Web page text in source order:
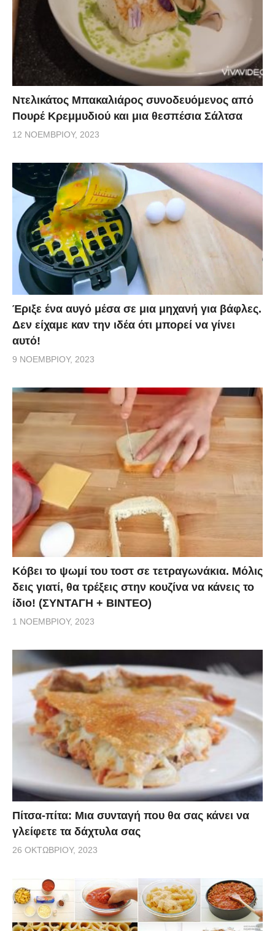
Ντελικάτος Μπακαλιάρος συνοδευόμενος από
Πουρέ Κρεμμυδιού και μια θεσπέσια Σάλτσα
12 ΝΟΕΜΒΡΊΟΥ, 2023
Έριξε ένα αυγό μέσα σε μια μηχανή για βάφλες.
Δεν είχαμε καν την ιδέα ότι μπορεί να γίνει
αυτό!
9 ΝΟΕΜΒΡΊΟΥ, 2023
Κόβει το ψωμί του τοστ σε τετραγωνάκια. Μόλις
δεις γιατί, θα τρέξεις στην κουζίνα να κάνεις το
ίδιο! (ΣΥΝΤΑΓΗ + ΒΙΝΤΕΟ)
1 ΝΟΕΜΒΡΊΟΥ, 2023
Πίτσα-πίτα: Μια συνταγή που θα σας κάνει να
γλείφετε τα δάχτυλα σας
26 ΟΚΤΩΒΡΊΟΥ, 2023